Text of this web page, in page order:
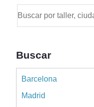
BLOG
CONTACTAR
Buscar
Barcelona
Madrid